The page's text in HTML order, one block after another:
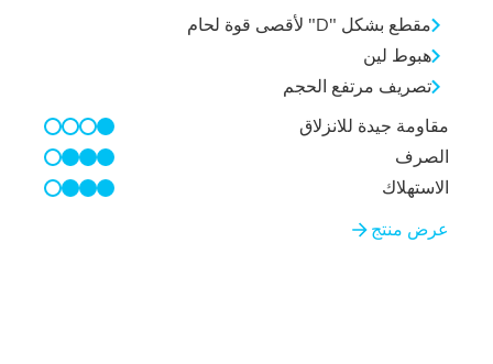
مقطع بشكل "D" لأقصى قوة لحام
هبوط لين
تصريف مرتفع الحجم
مقاومة جيدة للانزلاق
1/4
الصرف
3/4
الاستهلاك
3/4
عرض منتج